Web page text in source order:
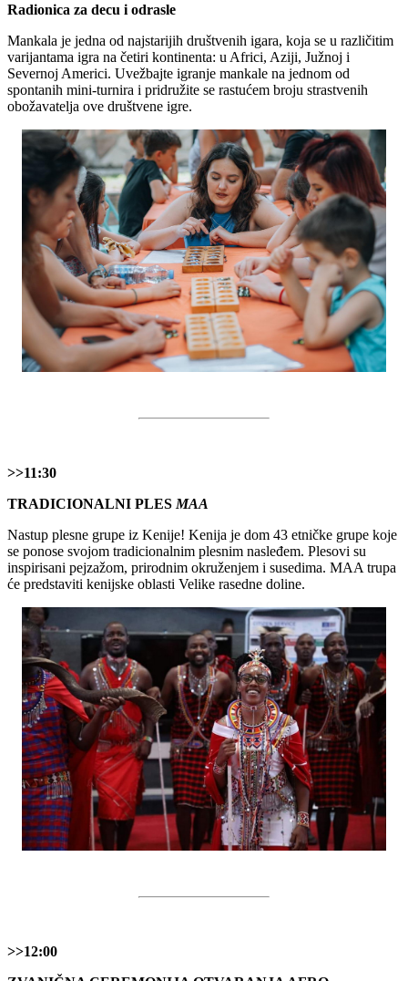
Radionica za decu i odrasle
Mankala je jedna od najstarijih društvenih igara, koja se u različitim
varijantama igra na četiri kontinenta: u Africi, Aziji, Južnoj i
Severnoj Americi. Uvežbajte igranje mankale na jednom od
spontanih mini-turnira i pridružite se rastućem broju strastvenih
obožavatelja ove društvene igre.
>>11:30
TRADICIONALNI PLES MAA
Nastup plesne grupe iz Kenije! Kenija je dom 43 etničke grupe koje
se ponose svojom tradicionalnim plesnim nasleđem. Plesovi su
inspirisani pejzažom, prirodnim okruženjem i susedima. MAA trupa
će predstaviti kenijske oblasti Velike rasedne doline.
>>12:00